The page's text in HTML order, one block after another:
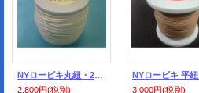
NYロービキ丸紐・2ミリ (1)白 約50Mボビン巻
2,800円(税別)
3,000円(税別)